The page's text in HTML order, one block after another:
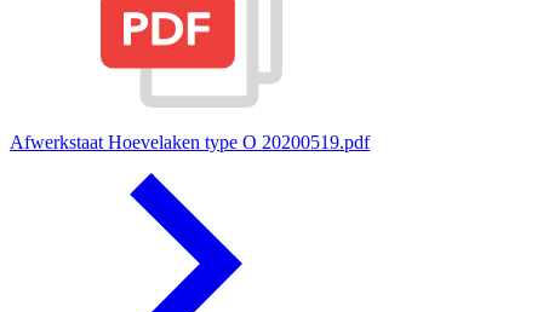
Afwerkstaat Hoevelaken type O 20200519.pdf